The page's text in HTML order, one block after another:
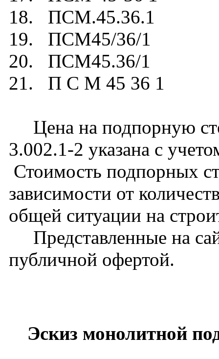
18. ПСМ.45.36.1
19. ПСМ45/36/1
20. ПСМ45.36/1
21. П С М 45 36 1
Цена на подпорную
3.002.1-2 указана с
Стоимость подпорных
зависимости от
общей ситуации на
Представленные на
публичной офертой.
Эскиз монолитной